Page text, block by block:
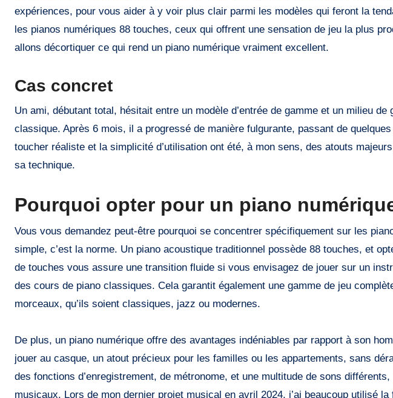
expériences, pour vous aider à y voir plus clair parmi les modèles qui feront la
les pianos numériques 88 touches, ceux qui offrent une sensation de jeu la plus
allons décortiquer ce qui rend un piano numérique vraiment excellent.
Cas concret
Un ami, débutant total, hésitait entre un modèle d’entrée de gamme et un milieu
classique. Après 6 mois, il a progressé de manière fulgurante, passant de
toucher réaliste et la simplicité d’utilisation ont été, à mon sens, des atouts
sa technique.
Pourquoi opter pour un piano
Vous vous demandez peut-être pourquoi se concentrer spécifiquement sur les
simple, c’est la norme. Un piano acoustique traditionnel possède 88 touches, et
de touches vous assure une transition fluide si vous envisagez de jouer sur un
des cours de piano classiques. Cela garantit également une gamme de jeu
morceaux, qu’ils soient classiques, jazz ou modernes.
De plus, un piano numérique offre des avantages indéniables par rapport à son
jouer au casque, un atout précieux pour les familles ou les appartements, sans
des fonctions d’enregistrement, de métronome, et une multitude de sons différents,
musicaux. Lors de mon dernier projet musical en avril 2024, j’ai beaucoup utilisé la